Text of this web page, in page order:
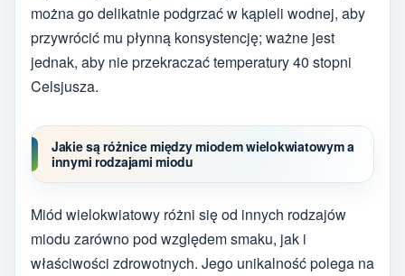
można go delikatnie podgrzać w kąpieli wodnej, aby
przywrócić mu płynną konsystencję; ważne jest
jednak, aby nie przekraczać temperatury 40 stopni
Celsjusza.
Jakie są różnice między miodem wielokwiatowym a
innymi rodzajami miodu
Miód wielokwiatowy różni się od innych rodzajów
miodu zarówno pod względem smaku, jak i
właściwości zdrowotnych. Jego unikalność polega na